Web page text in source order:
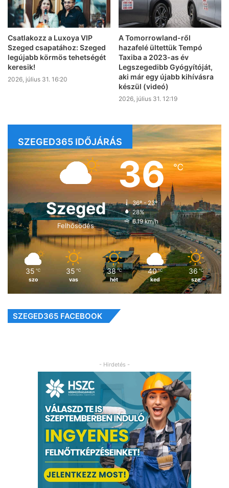
Csatlakozz a Luxoya VIP
Szeged csapatához: Szeged
legújabb körmös tehetségét
keresik!
2026, július 31. 16:20
A Tomorrowland-ről
hazafelé ültettük Tempó
Taxiba a 2023-as év
Legszegedibb Gyógyítóját,
aki már egy újabb kihívásra
készül (videó)
2026, július 31. 12:19
SZEGED365 IDŐJÁRÁS
Szeged
Felhősödés
36℃
36º - 23º
28%
6.19 km/h
35 ℃
szo
35 ℃
vas
38 ℃
hét
40 ℃
ked
36 ℃
sze
SZEGED365 FACEBOOK
- Hirdetés -